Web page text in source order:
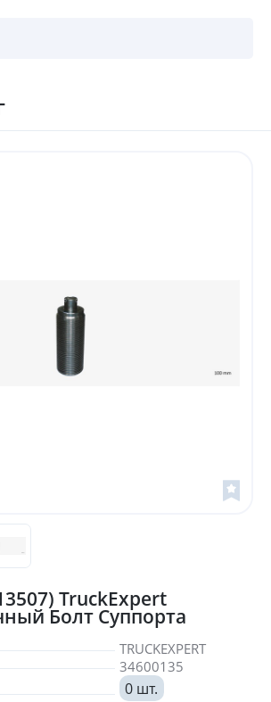
TruckExpert
Болт Суппорта
TRUCKEXPERT
34600135
0 шт.